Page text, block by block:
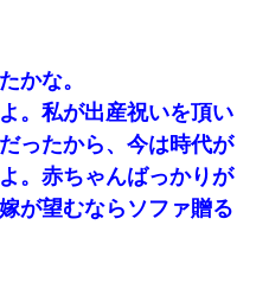
…
に1000万の慰謝料請求した
事。レンタカーを借りて山の
ッ！って音がして…
かな。
。私が出産祝いを頂い
ったから、今は時代が
。赤ちゃんばっかりが
が望むならソファ贈る